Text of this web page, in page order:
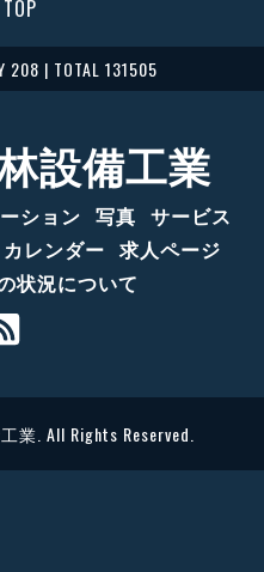
208 | TOTAL 131505
設備工業
ション 写真 サービス
カレンダー 求人ページ
状況について
業 . All Rights Reserved.